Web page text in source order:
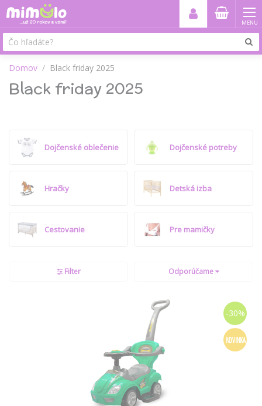
MENU
Domov Black friday 2025
Black friday 2025
Dojčenské oblečenie Dojčenské potreby
Hračky Detská izba
Cestovanie Pre mamičky
Filter Odporúčame
-30%
NOVINKA